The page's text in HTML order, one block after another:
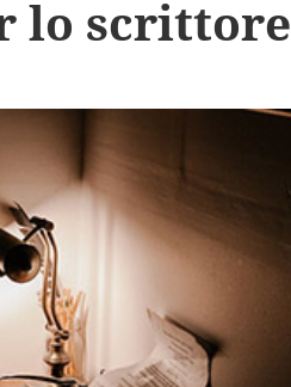
lo scrittore